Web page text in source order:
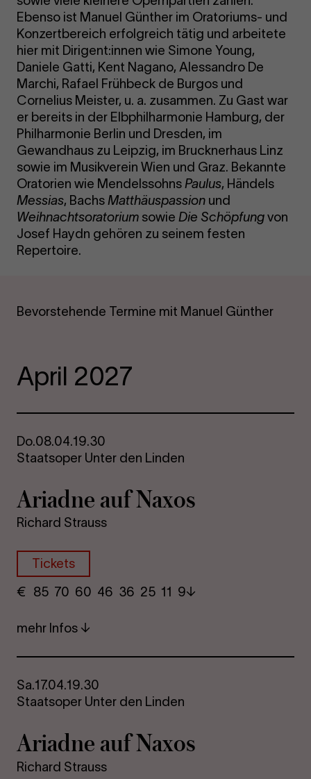
Ebenso ist Manuel Günther im Oratoriums- und
Konzertbereich erfolgreich tätig und arbeitete
hier mit Dirigent:innen wie Simone Young,
Daniele Gatti, Kent Nagano, Alessandro De
Marchi, Rafael Frühbeck de Burgos und
Cornelius Meister, u. a. zusammen. Zu Gast war
er bereits in der Elbphilharmonie Hamburg, der
Philharmonie Berlin und Dresden, im
Gewandhaus zu Leipzig, im Brucknerhaus Linz
sowie im Musikverein Wien und Graz. Bekannte
Oratorien wie Mendelssohns Paulus, Händels
Messias, Bachs Matthäuspassion und
Weihnachtsoratorium sowie Die Schöpfungvon
Josef Haydn gehören zu seinem festen
Repertoire.
Bevorstehende Termine mit Manuel Günther
April 2027
Do.08.04.19.30
Staatsoper Unter den Linden
Ari­ad­ne auf Naxos
Richard Strauss
Tickets
€ ​ 85 70 60​ 46 36 25​ 11 9
mehr Infos
Sa.17.04.19.30
Staatsoper Unter den Linden
Ari­ad­ne auf Naxos
Richard Strauss